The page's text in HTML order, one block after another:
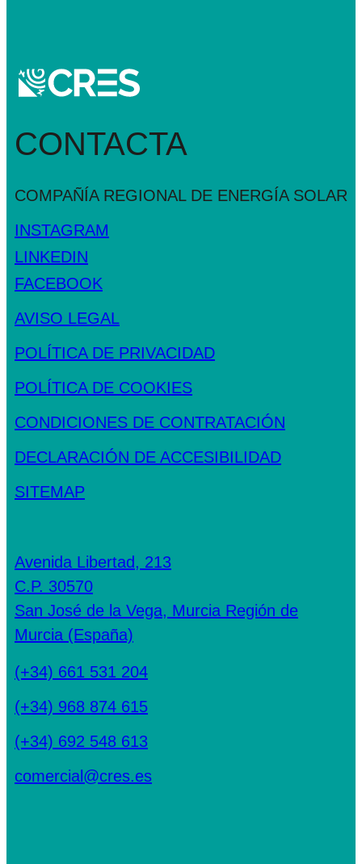
CONTACTA
COMPAÑÍA REGIONAL DE ENERGÍA SOLAR
INSTAGRAM
LINKEDIN
FACEBOOK
AVISO LEGAL
POLÍTICA DE PRIVACIDAD
POLÍTICA DE COOKIES
CONDICIONES DE CONTRATACIÓN
DECLARACIÓN DE ACCESIBILIDAD
SITEMAP
Avenida Libertad, 213
C.P. 30570
San José de la Vega, Murcia Región de
Murcia (España)
(+34) 661 531 204
(+34) 968 874 615
(+34) 692 548 613
comercial@cres.es